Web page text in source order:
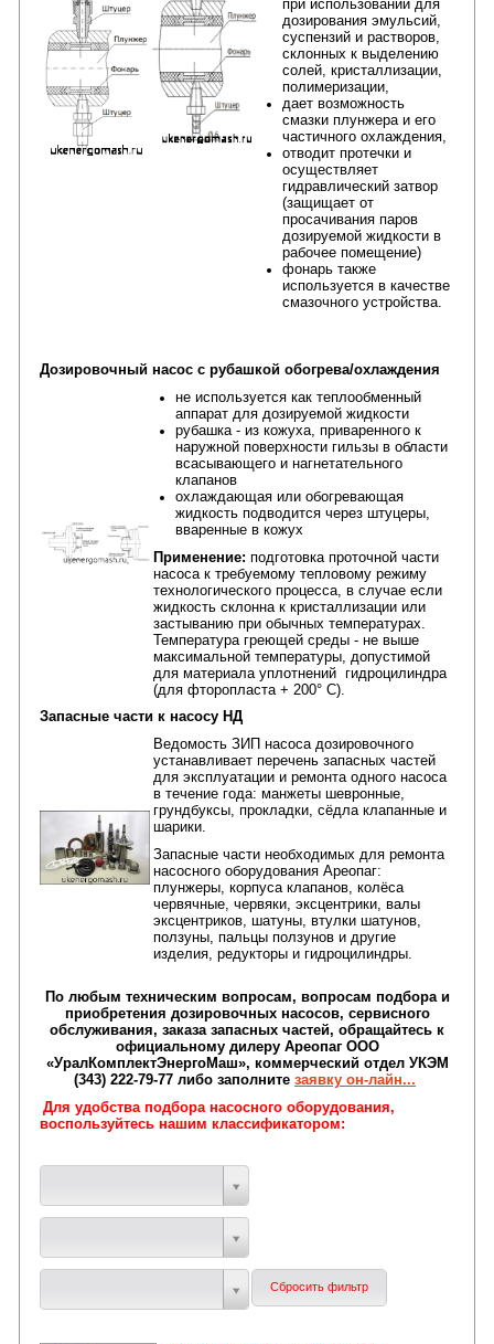
при использовании для
дозирования эмульсий,
суспензий и растворов,
склонных к выделению
солей, кристаллизации,
полимеризации,
дает возможность
смазки плунжера и его
частичного охлаждения,
отводит протечки и
осуществляет
гидравлический затвор
(защищает от
просачивания паров
дозируемой жидкости в
рабочее помещение)
фонарь также
используется в качестве
смазочного устройства.
Дозировочный насос с рубашкой обогрева/охлаждения
не используется как теплообменный
аппарат для дозируемой жидкости
рубашка - из кожуха, приваренного к
наружной поверхности гильзы в области
всасывающего и нагнетательного
клапанов
охлаждающая или обогревающая
жидкость подводится через штуцеры,
вваренные в кожух
Применение: подготовка проточной части
насоса к требуемому тепловому режиму
технологического процесса, в случае если
жидкость склонна к кристаллизации или
застыванию при обычных температурах.
Температура греющей среды - не выше
максимальной температуры, допустимой
для материала уплотнений гидроцилиндра
(для фторопласта + 200° С).
Запасные части к насосу НД
Ведомость ЗИП насоса дозировочного
устанавливает перечень запасных частей
для эксплуатации и ремонта одного насоса
в течение года: манжеты шевронные,
грундбуксы, прокладки, сëдла клапанные и
шарики.
Запасные части необходимых для ремонта
насосного оборудования Ареопаг:
плунжеры, корпуса клапанов, колëса
червячные, червяки, эксцентрики, валы
эксцентриков, шатуны, втулки шатунов,
ползуны, пальцы ползунов и другие
изделия, редукторы и гидроцилиндры.
По любым техническим вопросам, вопросам подбора и
приобретения дозировочных насосов, сервисного
обслуживания, заказа запасных частей, обращайтесь к
официальному дилеру Ареопаг ООО
«УралКомплектЭнергоМаш», коммерческий отдел УКЭМ
(343) 222-79-77 либо заполните заявку он-лайн...
Для удобства подбора насосного оборудования,
воспользуйтесь нашим классификатором: